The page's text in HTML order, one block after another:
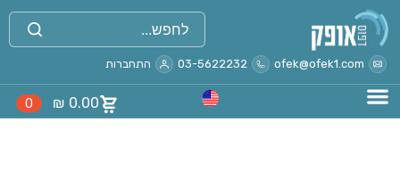
ofek@ofek1.com
03-5622232 התחברות
₪ 0.00
0